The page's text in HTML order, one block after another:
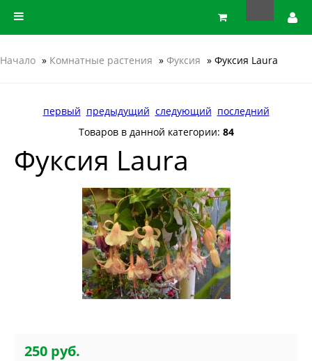
Начало » Комнатные растения » Фуксия » Фуксия Laura
первый предыдущий следующий последний
Товаров в данной категории: 84
Фуксия Laura
250 руб.